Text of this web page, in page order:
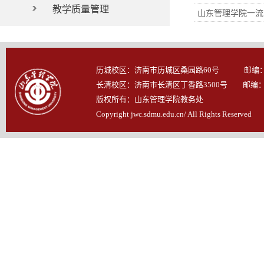
教学质量管理 山东管理学院一
历城校区：济南市历城区桑园路60号 邮编
长清校区：济南市长清区丁香路3500号 邮编
版权所有：山东管理学院教务处
Copyright jwc.sdmu.edu.cn/ All Rights Reserved